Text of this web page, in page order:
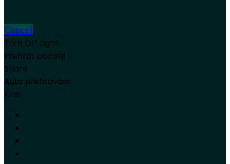
Cancel
Turn Off Light
Přehrát později
Share
Auto přehrávání
Kino